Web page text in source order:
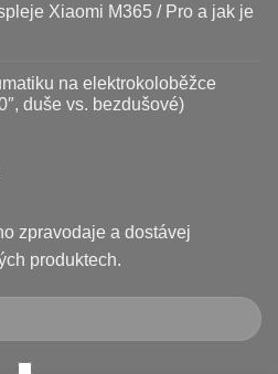
Xiaomi M365 / Pro a jak je
na elektrokoloběžce
duše vs. bezdušové)
zpravodaje a dostávej
produktech.